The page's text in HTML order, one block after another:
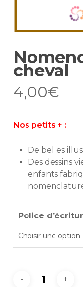
cheval
4,00€
Nos petits + :
De belles
Des dessins
enfants
Police